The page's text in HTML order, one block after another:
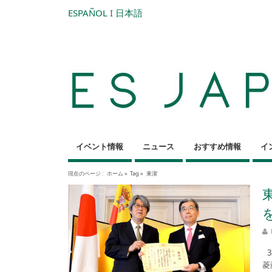
ESPAÑOL I 日本語
イベント情報 ニュース おすすめ情報 イ
現在のページ : ホーム » Tag » 東潔